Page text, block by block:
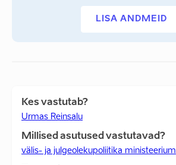
LISA ANDMEID
Kes vastutab?
Urmas Reinsalu
Millised asutused vastutavad?
välis- ja julgeolekupoliitika ministeerium